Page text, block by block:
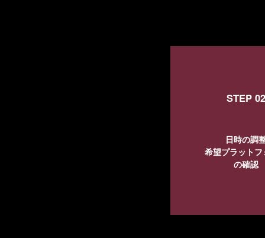
STEP 02
日時の調
希望プラットフ
の確認